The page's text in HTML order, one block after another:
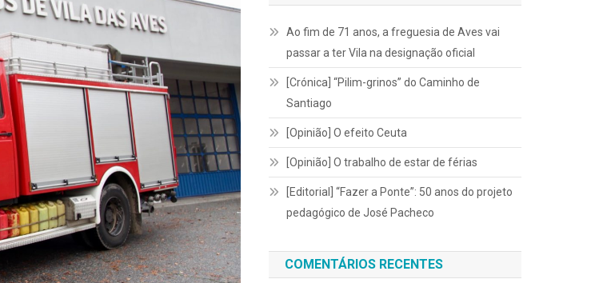
Ao fim de 71 anos, a freguesia de Aves vai
passar a ter Vila na designação oficial
[Crónica] “Pilim-grinos” do Caminho de
Santiago
[Opinião] O efeito Ceuta
[Opinião] O trabalho de estar de férias
[Editorial] “Fazer a Ponte”: 50 anos do projeto
pedagógico de José Pacheco
COMENTÁRIOS RECENTES